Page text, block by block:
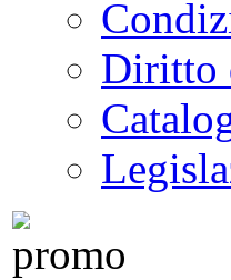
Diritto